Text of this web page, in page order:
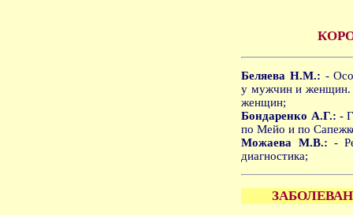
Беляева Н.М.: -
у мужчин и женщин.
женщин;
Бондаренко А.Г.: -
по Мейо и по
Можаева М.В.: -
диагностика;